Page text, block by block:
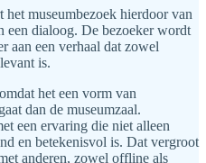
het museumbezoek hierdoor van
een dialoog. De bezoeker wordt
aan een verhaal dat zowel
is.
het een vorm van
dan de museumzaal.
een ervaring die niet alleen
en betekenisvol is. Dat vergroot
anderen, zowel offline als